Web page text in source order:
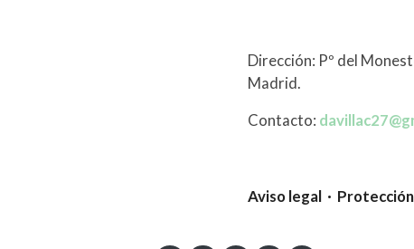
Dirección: Pº del
Madrid.
Contacto:
Aviso legal ·